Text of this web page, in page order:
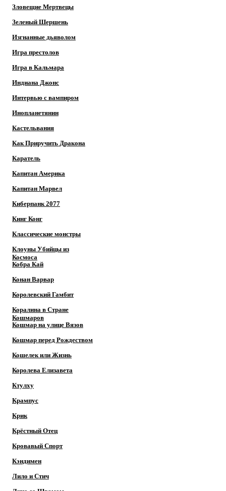
Зловещие Мертвецы
Зеленый Шершень
Изгнанные дьяволом
Игра престолов
Игра в Кальмара
Индиана Джонс
Интервью с вампиром
Инопланетянин
Кастельвания
Как Приручить Дракона
Каратель
Капитан Америка
Капитан Марвел
Киберпанк 2077
Кинг Конг
Классические монстры
Клоуны Убийцы из
Космоса
Кобра Кай
Конан Варвар
Королевский Гамбит
Коралина в Стране
Кошмаров
Кошмар на улице Вязов
Кошмар перед Рождеством
Кошелек или Жизнь
Королева Елизавета
Ктулху
Крампус
Крик
Крёстный Отец
Кровавый Спорт
Кэндимен
Лило и Стич